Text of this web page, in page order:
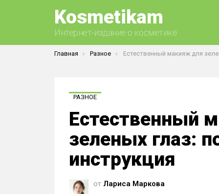
Kosmetikam
Интернет-издание о косметике
Вы здесь:
Главная Разное Естественный макияж для зеленых глаз: пошаговая
РАЗНОЕ
Естественный
зеленых глаз:
инструкция
от Лариса Маркова